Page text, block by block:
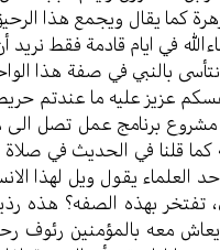
كما يقال ويجمع هذا
في ايام قادمة فقط نريد
بالنبي في صفة هذا
عزيز عليه ما عندتم
مشروع برنامج عمل تصل
كما قلنا في الحديث في
يقول ويل لهذا
بهذه الصفه؟ هذه
معه بالمؤمنين رئوف